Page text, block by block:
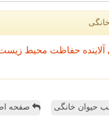
آلاینده حفاظت محیط
حیوان خانگی صفحه